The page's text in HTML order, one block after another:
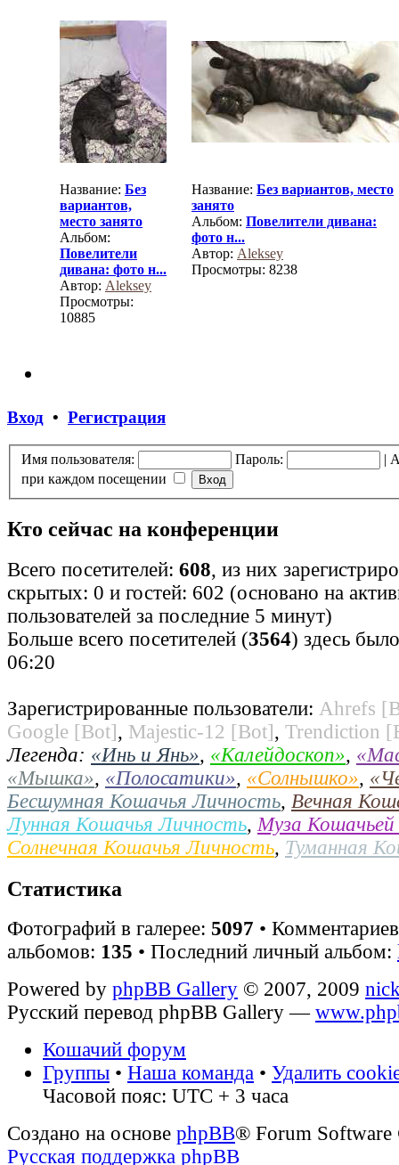
Название: Без
вариантов,
место занято
Альбом:
Повелители
дивана: фото н...
Автор: Aleksey
Просмотры:
10885
Название: Без вариантов, место
занято
Альбом: Повелители дивана:
фото н...
Автор: Aleksey
Просмотры: 8238
Вход • Регистрация
Имя пользователя: Пароль: |
при каждом посещении
Кто сейчас на конференции
Всего посетителей: 608, из них
скрытых: 0 и гостей: 602 (основано на
пользователей за последние 5 минут)
Больше всего посетителей (3564) здесь
06:20
Зарегистрированные пользователи: Ahrefs
Google [Bot], Majestic-12 [Bot], Trendiction
Легенда: «Инь и Янь», «Калейдоскоп»,
«Мышка», «Полосатики», «Солнышко»,
Бесшумная Кошачья Личность, Вечная
Лунная Кошачья Личность, Муза
Солнечная Кошачья Личность, Туманная
Статистика
Фотографий в галерее: 5097 •
альбомов: 135 • Последний личный альбом:
Powered by phpBB Gallery © 2007, 2009
Русский перевод phpBB Gallery —
Кошачий форум
Группы • Наша команда • Удалить
Часовой пояс: UTC + 3 часа
Создано на основе phpBB® Forum
Русская поддержка phpBB